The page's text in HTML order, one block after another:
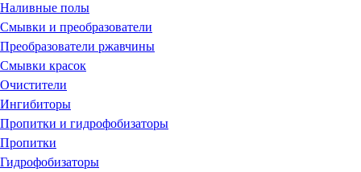
Наливные полы
Смывки и преобразователи
Преобразователи ржавчины
Смывки красок
Очистители
Ингибиторы
Пропитки и гидрофобизаторы
Пропитки
Гидрофобизаторы